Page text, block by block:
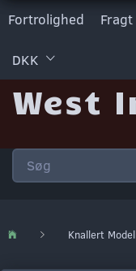
Fortrolighed
DKK
West
Knallert